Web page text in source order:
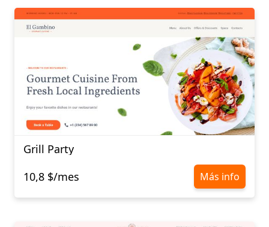
Grill Party
10,8 $/mes
Más info